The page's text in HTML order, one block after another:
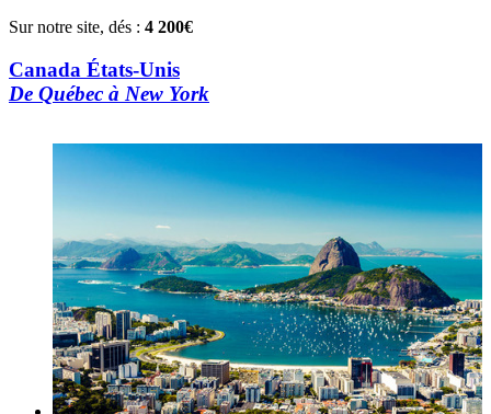
Sur notre site, dés : 4 200€
Canada États-Unis
De Québec à New York